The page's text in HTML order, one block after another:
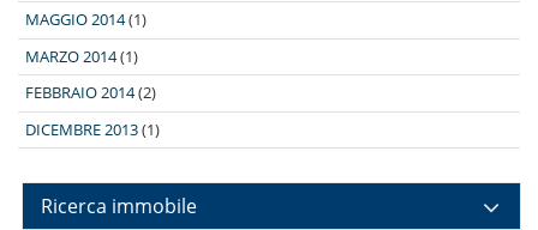
MAGGIO 2014(1)
MARZO 2014(1)
FEBBRAIO 2014(2)
DICEMBRE 2013(1)
Ricerca immobile